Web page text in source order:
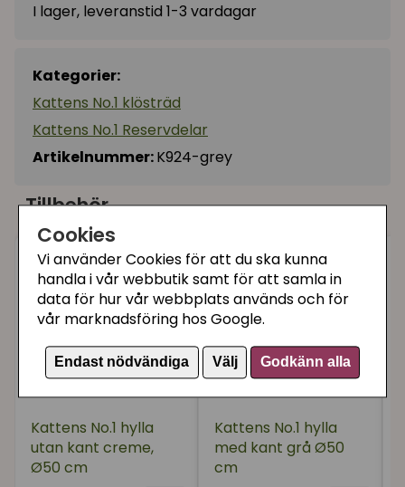
Cookies
Vi använder Cookies för att du ska kunna
handla i vår webbutik samt för att samla in
data för hur vår webbplats används och för
vår marknadsföring hos Google.
Endast nödvändiga Välj Godkänn alla
I lager, leveranstid 1-3 vardagar
Kategorier:
Kattens No.1 klösträd
Kattens No.1 Reservdelar
Artikelnummer:K924-grey
Tillbehör
Kattens No.1 hylla
utan kant creme,
Ø50 cm
Kattens No.1 hylla
med kant grå Ø50
cm